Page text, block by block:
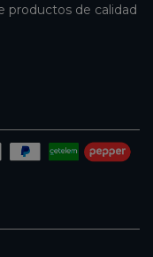
productos de calidad